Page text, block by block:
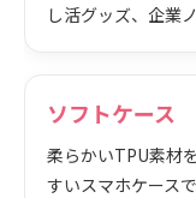
し活グッズ、企業
ソフトケース
柔らかいTPU素材
すいスマホケース